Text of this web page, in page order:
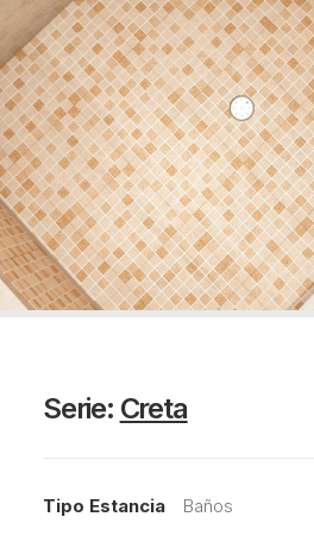
Serie: Creta
Tipo Estancia Baños